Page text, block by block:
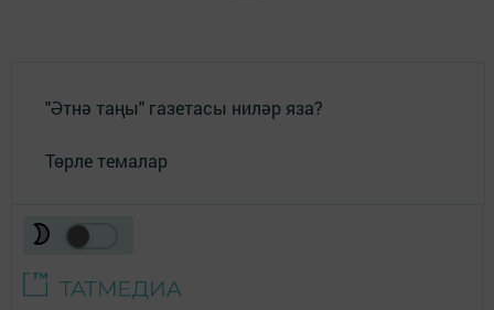
"Әтнә таңы" газетасы ниләр яза?
Төрле темалар